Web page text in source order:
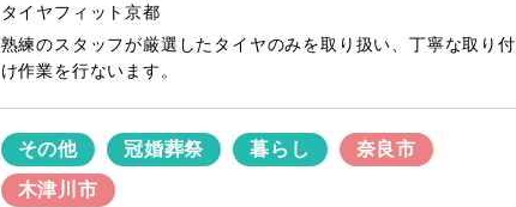
タイヤフィット京都
熟練のスタッフが厳選したタイヤのみを取り扱い、丁寧な取り付
け作業を行ないます。
その他 冠婚葬祭 暮らし
奈良市
木津川市